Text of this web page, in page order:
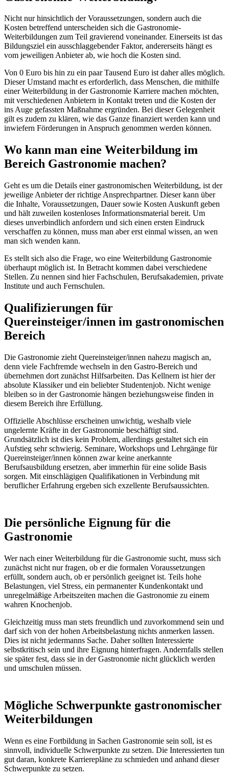
Nicht nur hinsichtlich der Voraussetzungen, sondern auch die
Kosten betreffend unterscheiden sich die Gastronomie-
Weiterbildungen zum Teil gravierend voneinander. Einerseits ist das
Bildungsziel ein ausschlaggebender Faktor, andererseits hängt es
vom jeweiligen Anbieter ab, wie hoch die Kosten sind.
Von 0 Euro bis hin zu ein paar Tausend Euro ist daher alles möglich.
Dieser Umstand macht es erforderlich, dass Menschen, die mithilfe
einer Weiterbildung in der Gastronomie Karriere machen möchten,
mit verschiedenen Anbietern in Kontakt treten und die Kosten der
ins Auge gefassten Maßnahme ergründen. Bei dieser Gelegenheit
gilt es zudem zu klären, wie das Ganze finanziert werden kann und
inwiefern Förderungen in Anspruch genommen werden können.
Wo kann man eine Weiterbildung im
Bereich Gastronomie machen?
Geht es um die Details einer gastronomischen Weiterbildung, ist der
jeweilige Anbieter der richtige Ansprechpartner. Dieser kann über
die Inhalte, Voraussetzungen, Dauer sowie Kosten Auskunft geben
und hält zuweilen kostenloses Informationsmaterial bereit. Um
dieses unverbindlich anfordern und sich einen ersten Eindruck
verschaffen zu können, muss man aber erst einmal wissen, an wen
man sich wenden kann.
Es stellt sich also die Frage, wo eine Weiterbildung Gastronomie
überhaupt möglich ist. In Betracht kommen dabei verschiedene
Stellen. Zu nennen sind hier Fachschulen, Berufsakademien, private
Institute und auch Fernschulen.
Qualifizierungen für
Quereinsteiger/innen im gastronomischen
Bereich
Die Gastronomie zieht Quereinsteiger/innen nahezu magisch an,
denn viele Fachfremde wechseln in den Gastro-Bereich und
übernehmen dort zunächst Hilfsarbeiten. Das Kellnern ist hier der
absolute Klassiker und ein beliebter Studentenjob. Nicht wenige
bleiben so in der Gastronomie hängen beziehungsweise finden in
diesem Bereich ihre Erfüllung.
Offizielle Abschlüsse erscheinen unwichtig, weshalb viele
ungelernte Kräfte in der Gastronomie beschäftigt sind.
Grundsätzlich ist dies kein Problem, allerdings gestaltet sich ein
Aufstieg sehr schwierig. Seminare, Workshops und Lehrgänge für
Quereinsteiger/innen können zwar keine anerkannte
Berufsausbildung ersetzen, aber immerhin für eine solide Basis
sorgen. Mit einschlägigen Qualifikationen in Verbindung mit
beruflicher Erfahrung ergeben sich exzellente Berufsaussichten.
Die persönliche Eignung für die
Gastronomie
Wer nach einer Weiterbildung für die Gastronomie sucht, muss sich
zunächst nicht nur fragen, ob er die formalen Voraussetzungen
erfüllt, sondern auch, ob er persönlich geeignet ist. Teils hohe
Belastungen, viel Stress, ein permanenter Kundenkontakt und
unregelmäßige Arbeitszeiten machen die Gastronomie zu einem
wahren Knochenjob.
Gleichzeitig muss man stets freundlich und zuvorkommend sein und
darf sich von der hohen Arbeitsbelastung nichts anmerken lassen.
Dies ist nicht jedermanns Sache. Daher sollten Interessierte
selbstkritisch sein und ihre Eignung hinterfragen. Andernfalls stellen
sie später fest, dass sie in der Gastronomie nicht glücklich werden
und umschulen müssen.
Mögliche Schwerpunkte gastronomischer
Weiterbildungen
Wenn es eine Fortbildung in Sachen Gastronomie sein soll, ist es
sinnvoll, individuelle Schwerpunkte zu setzen. Die Interessierten tun
gut daran, konkrete Karrierepläne zu schmieden und anhand dieser
Schwerpunkte zu setzen.